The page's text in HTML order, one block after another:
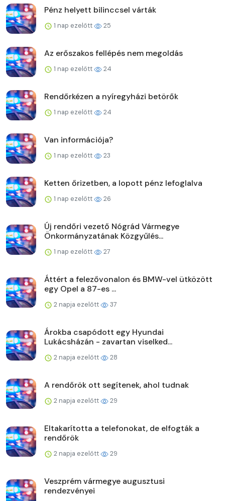
Pénz helyett bilinccsel várták
1 nap ezelőtt 25
Az erőszakos fellépés nem megoldás
1 nap ezelőtt 24
Rendőrkézen a nyíregyházi betörők
1 nap ezelőtt 24
Van információja?
1 nap ezelőtt 23
Ketten őrizetben, a lopott pénz lefoglalva
1 nap ezelőtt 26
Új rendőri vezető Nógrád Vármegye
Önkormányzatának Közgyűlés...
1 nap ezelőtt 27
Áttért a felezővonalon és BMW-vel ütközött
egy Opel a 87-es ...
2 napja ezelőtt 37
Árokba csapódott egy Hyundai
Lukácsházán - zavartan viselked...
2 napja ezelőtt 28
A rendőrök ott segítenek, ahol tudnak
2 napja ezelőtt 29
Eltakarította a telefonokat, de elfogták a
rendőrök
2 napja ezelőtt 29
Veszprém vármegye augusztusi
rendezvényei